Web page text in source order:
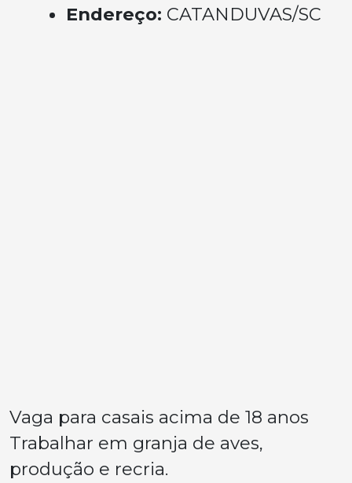
Endereço: CATANDUVAS/SC
Vaga para casais acima de 18 anos
Trabalhar em granja de aves,
produção e recria.